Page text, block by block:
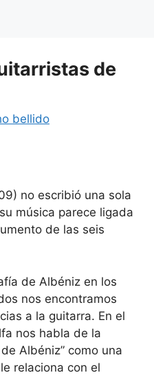
de
bellido
no escribió una sola
música parece ligada
de las seis
de Albéniz en los
nos encontramos
a la guitarra. En el
nos habla de la
Albéniz” como una
relaciona con el